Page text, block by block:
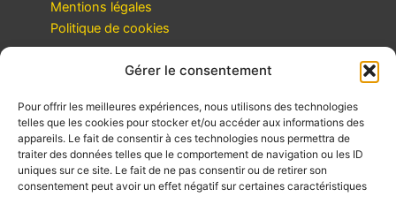
Gérer le consentement
Pour offrir les meilleures expériences, nous utilisons des technologies
telles que les cookies pour stocker et/ou accéder aux informations des
appareils. Le fait de consentir à ces technologies nous permettra de
traiter des données telles que le comportement de navigation ou les ID
uniques sur ce site. Le fait de ne pas consentir ou de retirer son
consentement peut avoir un effet négatif sur certaines caractéristiques
Mentions légales
Politique de cookies
Email : contact@okybee.com